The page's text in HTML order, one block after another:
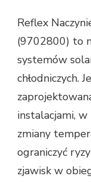
Reflex
(9702800) to
systemów
chłodniczych.
instalacjami,
zmiany
ograniczyć
zjawisk w